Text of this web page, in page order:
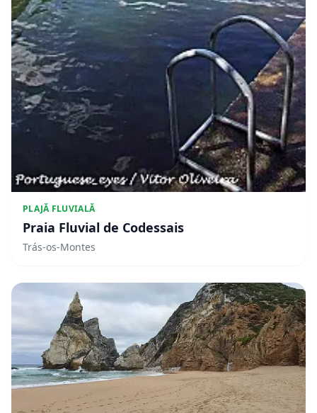
PLAJĂ FLUVIALĂ
Praia Fluvial de Codessais
Trás-os-Montes